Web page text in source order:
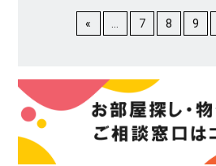
« 7 8 9